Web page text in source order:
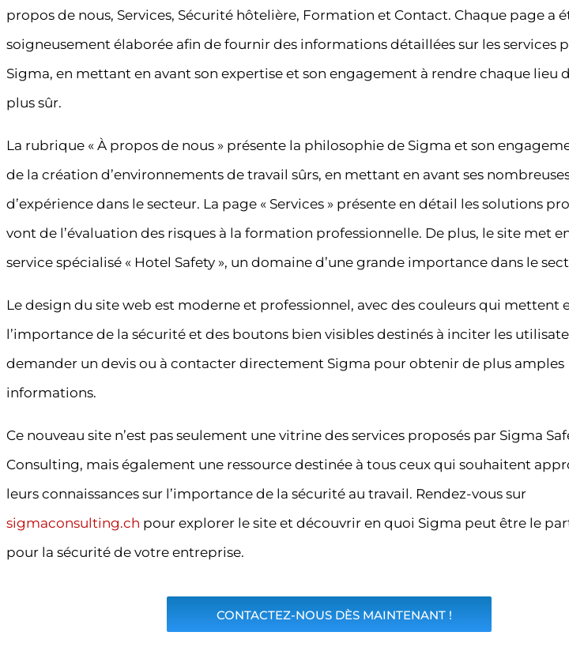
propos de nous, Services, Sécurité hôtelière, Formation et Contact. Chaque page a
soigneusement élaborée afin de fournir des informations détaillées sur les services
Sigma, en mettant en avant son expertise et son engagement à rendre chaque lieu
plus sûr.
La rubrique « À propos de nous » présente la philosophie de Sigma et son
de la création d’environnements de travail sûrs, en mettant en avant ses
d’expérience dans le secteur. La page « Services » présente en détail les solutions
vont de l’évaluation des risques à la formation professionnelle. De plus, le site met
service spécialisé « Hotel Safety », un domaine d’une grande importance dans le
Le design du site web est moderne et professionnel, avec des couleurs qui mettent
l’importance de la sécurité et des boutons bien visibles destinés à inciter les
demander un devis ou à contacter directement Sigma pour obtenir de plus amples
informations.
Ce nouveau site n’est pas seulement une vitrine des services proposés par Sigma
Consulting, mais également une ressource destinée à tous ceux qui souhaitent
leurs connaissances sur l’importance de la sécurité au travail. Rendez-vous sur
sigmaconsulting.ch pour explorer le site et découvrir en quoi Sigma peut être le
pour la sécurité de votre entreprise.
CONTACTEZ-NOUS DÈS MAINTENANT !